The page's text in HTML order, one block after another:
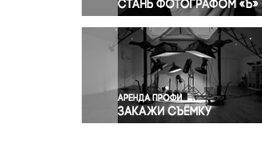
Религия
Светская жизнь
Спорт
Экология
Экономика и бизнес